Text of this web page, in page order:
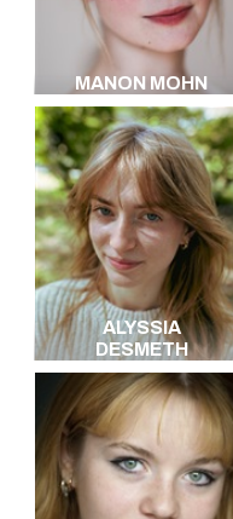
MANON MOHN
ALYSSIA
DESMETH